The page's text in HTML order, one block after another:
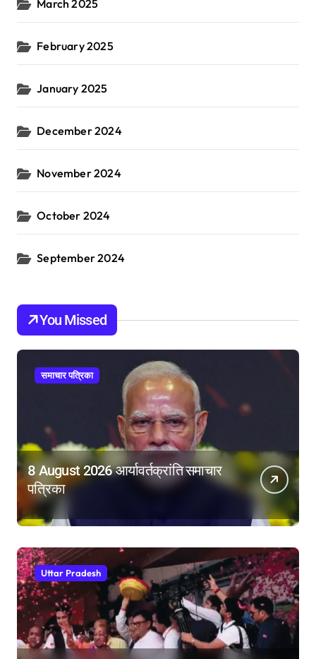
March 2025
February 2025
January 2025
December 2024
November 2024
October 2024
September 2024
You Missed
समाचार पत्रिका
8 August 2026 आर्यावर्तक्रांति समाचार
पत्रिका
Uttar Pradesh